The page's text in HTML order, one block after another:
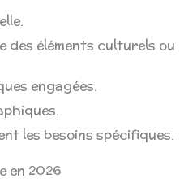
des éléments culturels ou
engagées.
les besoins spécifiques.
en 2026